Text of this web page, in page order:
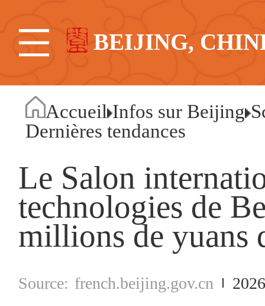
BEIJING,
Accueil Infos sur Beijing
Dernières tendances
Le Salon
technologies de
millions de yuans
french.beijing.gov.cn